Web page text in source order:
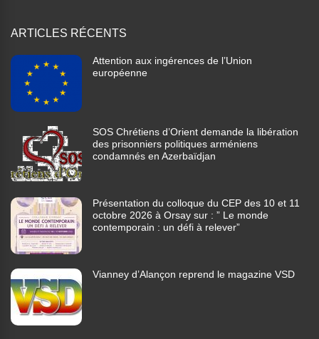
ARTICLES RÉCENTS
Attention aux ingérences de l’Union
européenne
SOS Chrétiens d’Orient demande la libération
des prisonniers politiques arméniens
condamnés en Azerbaïdjan
Présentation du colloque du CEP des 10 et 11
octobre 2026 à Orsay sur : ” Le monde
contemporain : un défi à relever”
Vianney d’Alançon reprend le magazine VSD